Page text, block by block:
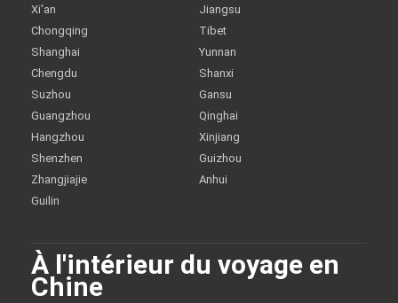
Xi'an
Chongqing
Shanghai
Chengdu
Suzhou
Guangzhou
Hangzhou
Shenzhen
Zhangjiajie
Guilin
Jiangsu
Tibet
Yunnan
Shanxi
Gansu
Qinghai
Xinjiang
Guizhou
Anhui
À l'intérieur du voyage en
Chine